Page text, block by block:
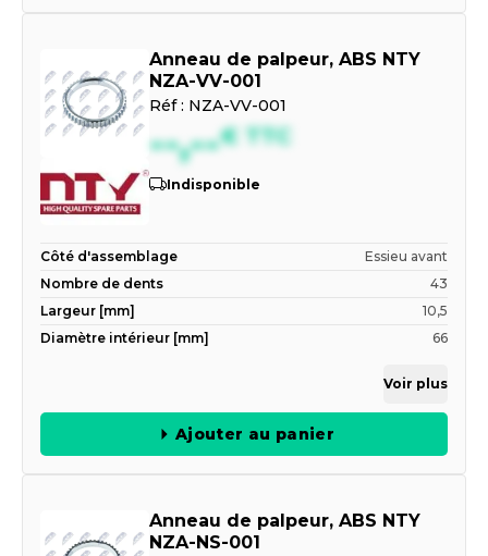
Anneau de palpeur, ABS NTY
NZA-VV-001
Réf : NZA-VV-001
--,--€ TTC
Indisponible
Côté d'assemblage
Essieu avant
Nombre de dents
43
Largeur [mm]
10,5
Diamètre intérieur [mm]
66
Voir plus
Ajouter au panier
Anneau de palpeur, ABS NTY
NZA-NS-001